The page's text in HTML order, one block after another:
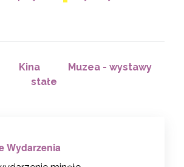
Kina
Muzea - wystawy
stałe
Wydarzenia